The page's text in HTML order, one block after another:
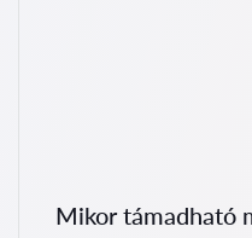
Mikor támadható